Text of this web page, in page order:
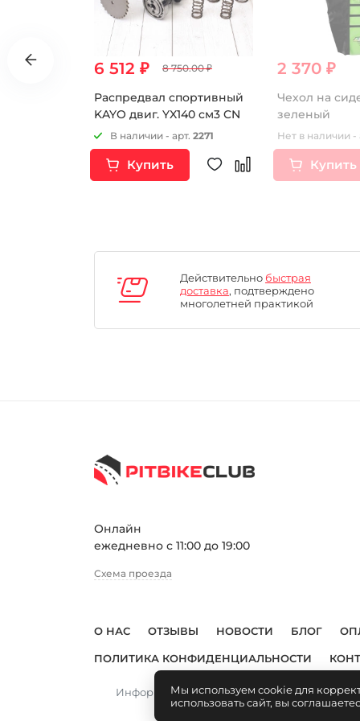
6 512 ₽ 8 750.00 ₽
Распредвал спортивный
KAYO двиг. YX140 см3 CN
В наличии - арт. 2271
Купить
2 370 ₽
Чехол на
зеленый
Нет в наличии -
Купить
Действительно быстрая
доставка, подтверждено
многолетней практикой
Онлайн
ежедневно с 11:00 до 19:00
Схема проезда
О НАС ОТЗЫВЫ НОВОСТИ БЛОГ
ПОЛИТИКА КОНФИДЕНЦИАЛЬНОСТИ
Информация, размещенная на сайте, не
Мы используем cookie для
использовать сайт, вы